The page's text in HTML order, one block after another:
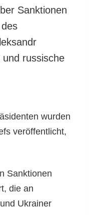
Sanktionen
russische
wurden
veröffentlicht,
Sanktionen
die an
Ukrainer